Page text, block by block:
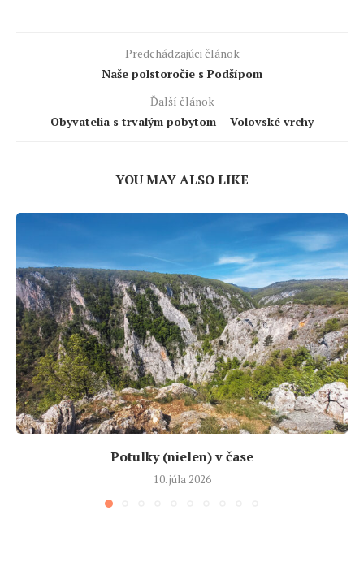
Predchádzajúci článok
Naše polstoročie s Podšípom
Ďalší článok
Obyvatelia s trvalým pobytom – Volovské vrchy
YOU MAY ALSO LIKE
Potulky (nielen) v čase
10. júla 2026